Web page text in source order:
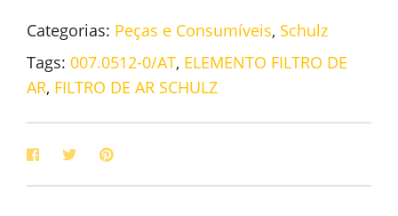
Categorias: Peças e Consumíveis, Schulz
Tags: 007.0512-0/AT, ELEMENTO FILTRO DE
AR, FILTRO DE AR SCHULZ